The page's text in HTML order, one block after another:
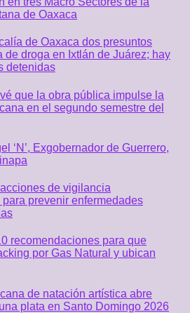
de Oaxaca
de Oaxaca dos presuntos
de droga en Ixtlán de Juárez; hay
detenidas
que la obra pública impulse la
en el segundo semestre del
‘N’, Exgobernador de Guerrero,
de vigilancia
prevenir enfermedades
recomendaciones para que
por Gas Natural y ubican
de natación artística abre
plata en Santo Domingo 2026